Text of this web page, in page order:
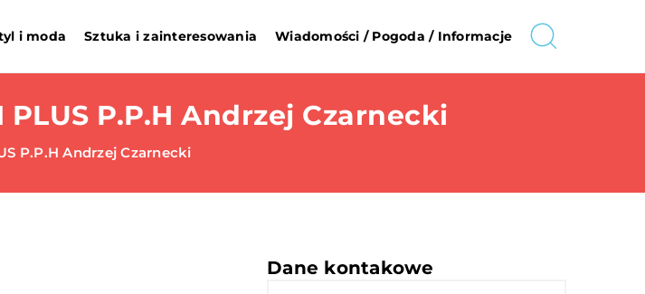
i moda Sztuka i zainteresowania Wiadomości / Pogoda / Informacje
P.P.H Andrzej Czarnecki
P.P.H Andrzej Czarnecki
Dane kontakowe